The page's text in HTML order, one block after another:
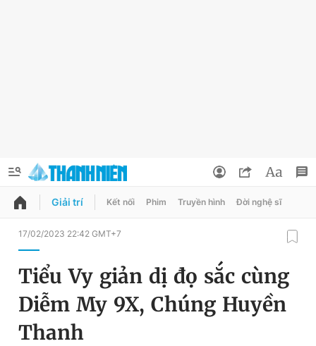
QUẢNG CÁO
Chuyên mục
Chuyên mục khác
Đổi mật khẩu
Tin đã lưu
Giải trí Kết nối Phim Truyền hình Đời nghệ sĩ
17/02/2023 22:42 GMT+7
Tiểu Vy giản dị đọ sắc cùng
Diễm My 9X, Chúng Huyền
Thanh